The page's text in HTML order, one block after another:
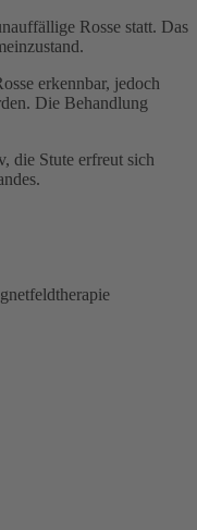
Rosse statt. Das
erkennbar, jedoch
Die Behandlung
die Stute erfreut sich